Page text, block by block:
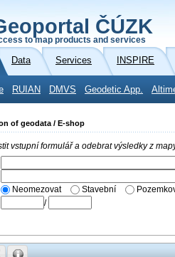
ČÚZK
to map products and services
Data Services INSPIRE
RUIAN DMVS Geodetic App.
of geodata / E-shop
vstupní formulář a odebrat výsledky z
Neomezovat Stavební
/